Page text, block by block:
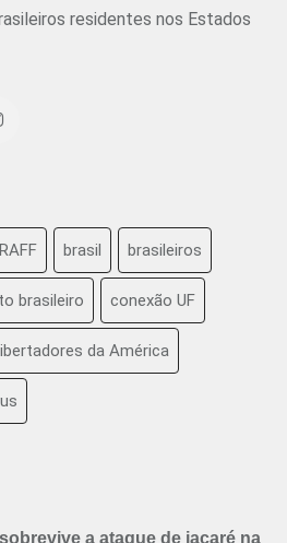
residentes nos Estados
brasil brasileiros
brasileiro conexão UF
da América
a ataque de jacaré na